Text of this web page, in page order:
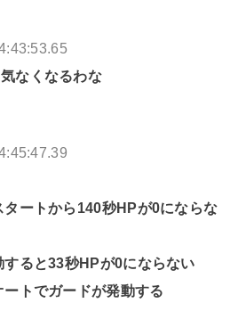
なくなるわな
ートから140秒HPが0にならな
すると33秒HPが0にならない
トでガードが発動する